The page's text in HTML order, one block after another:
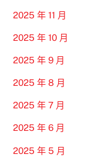
2025 年 11 月
2025 年 10 月
2025 年 9 月
2025 年 8 月
2025 年 7 月
2025 年 6 月
2025 年 5 月